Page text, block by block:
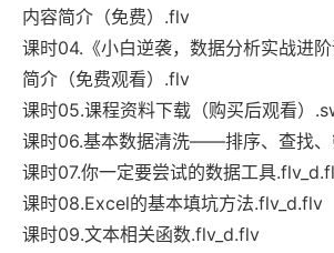
内容简介（免费）.flv
课时04.《小白逆袭，数据分析实战进
简介（免费观看）.flv
课时05.课程资料下载（购买后观看）
课时06.基本数据清洗——排序、查找
课时07.你一定要尝试的数据工具
课时08.Excel的基本填坑方法.flv_d.flv
课时09.文本相关函数.flv_d.flv